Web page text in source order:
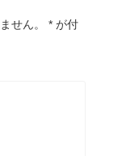
せん。 * が付